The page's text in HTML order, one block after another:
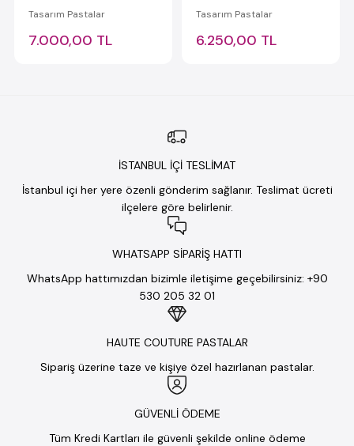
Tasarım Pastalar
7.000,00 TL
Tasarım Pastalar
6.250,00 TL
İSTANBUL İÇİ TESLİMAT
İstanbul içi her yere özenli gönderim sağlanır. Teslimat ücreti
ilçelere göre belirlenir.
WHATSAPP SİPARİŞ HATTI
WhatsApp hattımızdan bizimle iletişime geçebilirsiniz: +90
530 205 32 01
HAUTE COUTURE PASTALAR
Sipariş üzerine taze ve kişiye özel hazırlanan pastalar.
GÜVENLİ ÖDEME
Tüm Kredi Kartları ile güvenli şekilde online ödeme